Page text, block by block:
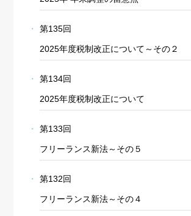
第135回
2025年度税制改正について～その２
第134回
2025年度税制改正について
第133回
フリーランス新法～その５
第132回
フリーランス新法～その４